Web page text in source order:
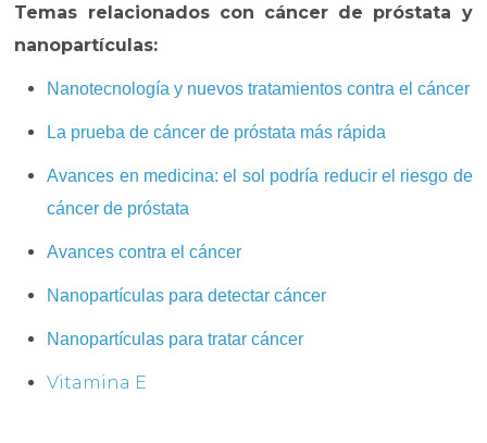
Temas relacionados con cáncer de próstata y
nanopartículas:
Nanotecnología y nuevos tratamientos contra el cáncer
La prueba de cáncer de próstata más rápida
Avances en medicina: el sol podría reducir el riesgo de
cáncer de próstata
Avances contra el cáncer
Nanopartículas para detectar cáncer
Nanopartículas para tratar cáncer
Vitamina E